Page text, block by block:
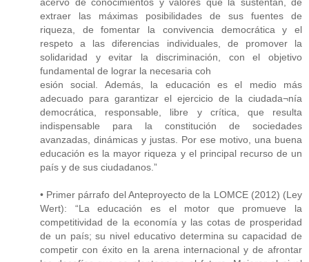
extraer las máximas posibilidades de sus fuentes de
riqueza, de fomentar la convivencia democrática y el
respeto a las diferencias individuales, de promover la
solidaridad y evitar la discriminación, con el objetivo
fundamental de lograr la necesaria coh
esión social. Además, la educación es el medio más
adecuado para garantizar el ejercicio de la ciudada¬nía
democrática, responsable, libre y crítica, que resulta
indispensable para la constitución de sociedades
avanzadas, dinámicas y justas. Por ese motivo, una buena
educación es la mayor riqueza y el principal recurso de un
país y de sus ciudadanos.”
• Primer párrafo del Anteproyecto de la LOMCE (2012) (Ley
Wert): “La educación es el motor que promueve la
competitividad de la economía y las cotas de prosperidad
de un país; su nivel educativo determina su capacidad de
competir con éxito en la arena internacional y de afrontar